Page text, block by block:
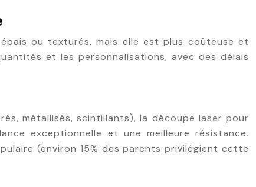
ou texturés, mais elle est plus coûteuse et
et les personnalisations, avec des délais
métallisés, scintillants), la découpe laser pour
exceptionnelle et une meilleure résistance.
(environ 15% des parents privilégient cette